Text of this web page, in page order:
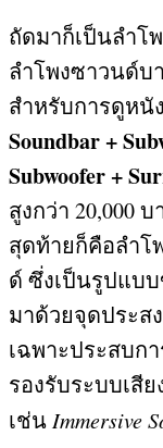
ถัดมาก็เป็นลำโ
ลำโพงซาวนด์บ
สำหรับการดูหนั
Soundbar +
Subwoofer +
สูงกว่า 20,000บ
สุดท้ายก็คือลำโ
ด์ ซึ่งเป็นรูปแบ
มาด้วยจุดประส
เฉพาะประสบ
รองรับระบบเสี
เช่น Immersive